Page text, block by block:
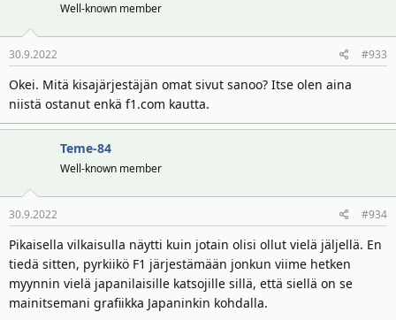
Well-known member
30.9.2022 #933
Okei. Mitä kisajärjestäjän omat sivut sanoo? Itse olen aina
niistä ostanut enkä f1.com kautta.
Teme-84
Well-known member
30.9.2022 #934
Pikaisella vilkaisulla näytti kuin jotain olisi ollut vielä jäljellä. En
tiedä sitten, pyrkiikö F1 järjestämään jonkun viime hetken
myynnin vielä japanilaisille katsojille sillä, että siellä on se
mainitsemani grafiikka Japaninkin kohdalla.